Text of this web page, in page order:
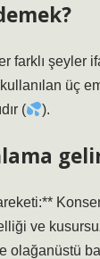
farklı şeyler
üç
(
).
ve
olağanüstü